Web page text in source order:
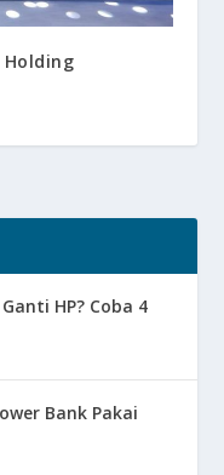
Holding
HP? Coba 4
Bank Pakai